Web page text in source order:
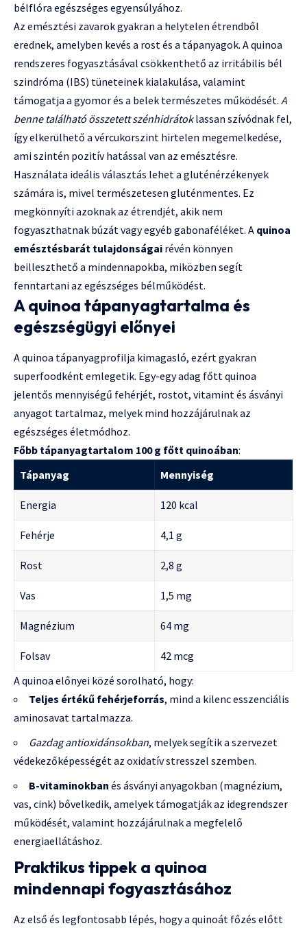
bélflóra egészséges egyensúlyához.
Az emésztési zavarok gyakran a helytelen étrendből
erednek, amelyben kevés a rost és a tápanyagok. A quinoa
rendszeres fogyasztásával csökkenthető az irritábilis bél
szindróma (IBS) tüneteinek kialakulása, valamint
támogatja a gyomor és a belek természetes működését. A
benne található összetett szénhidrátoklassan szívódnak fel,
így elkerülhető a vércukorszint hirtelen megemelkedése,
ami szintén pozitív hatással van az emésztésre.
Használata ideális választás lehet a gluténérzékenyek
számára is, mivel természetesen gluténmentes. Ez
megkönnyíti azoknak az étrendjét, akik nem
fogyaszthatnak búzát vagy egyéb gabonaféléket. A quinoa
emésztésbarát tulajdonságai révén könnyen
beilleszthető a mindennapokba, miközben segít
fenntartani az egészséges bélműködést.
A quinoa tápanyagtartalma és
egészségügyi előnyei
A quinoa tápanyagprofilja kimagasló, ezért gyakran
superfoodként emlegetik. Egy-egy adag főtt quinoa
jelentős mennyiségű fehérjét, rostot, vitamint és ásványi
anyagot tartalmaz, melyek mind hozzájárulnak az
egészséges életmódhoz.
Főbb tápanyagtartalom 100 g főtt quinoában:
Tápanyag
Mennyiség
Energia 120 kcal
Fehérje 4,1 g
Rost 2,8 g
Vas 1,5 mg
Magnézium 64 mg
Folsav
42 mcg
A quinoa előnyei közé sorolható, hogy:
Teljes értékű fehérjeforrás, mind a kilenc esszenciális
aminosavat tartalmazza.
Gazdag antioxidánsokban, melyek segítik a szervezet
védekezőképességét az oxidatív stresszel szemben.
B-vitaminokban és ásványi anyagokban (magnézium,
vas, cink) bővelkedik, amelyek támogatják az idegrendszer
működését, valamint hozzájárulnak a megfelelő
energiaellátáshoz.
Praktikus tippek a quinoa
mindennapi fogyasztásához
Az első és legfontosabb lépés, hogy a quinoát főzés előtt